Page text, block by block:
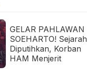
GELAR PAHLAWAN
SOEHARTO! Sejarah
Diputihkan, Korban
HAM Menjerit